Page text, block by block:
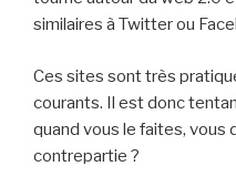
similaires à Twitter ou
Ces sites sont très
courants. Il est donc
quand vous le faites, vous
contrepartie ?